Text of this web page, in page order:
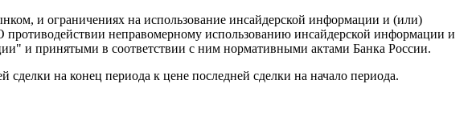
и ограничениях на использование инсайдерской информации и (или)
неправомерному использованию инсайдерской информации и
и принятыми в соответствии с ним нормативными актами Банка России.
на конец периода к цене последней сделки на начало периода.